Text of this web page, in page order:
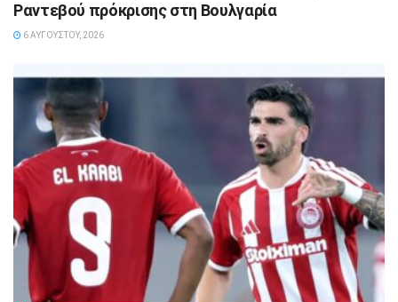
Ραντεβού πρόκρισης στη Βουλγαρία
6 ΑΥΓΟΎΣΤΟΥ, 2026